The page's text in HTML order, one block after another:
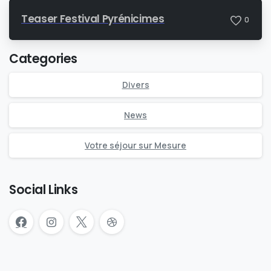
Teaser Festival Pyrénicimes 0
Categories
Divers
News
Votre séjour sur Mesure
Social Links